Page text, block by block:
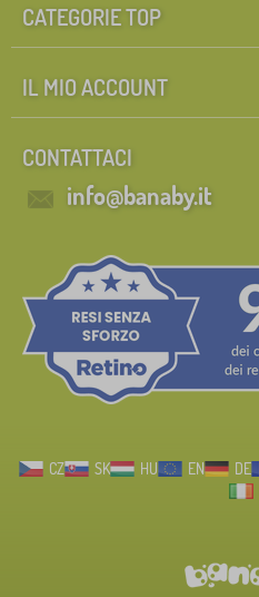
CATEGORIE TOP
IL MIO ACCOUNT
CONTATTACI
info@banaby.it
CZ SK HU EN DE